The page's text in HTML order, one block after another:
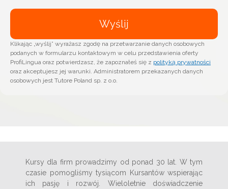
Klikając „wyślij” wyrażasz zgodę na przetwarzanie danych osobowych
podanych w formularzu kontaktowym w celu przedstawienia oferty
ProfiLingua oraz potwierdzasz, że zapoznałeś się z polityką prywatności
oraz akceptujesz jej warunki. Administratorem przekazanych danych
osobowych jest Tutore Poland sp. z o.o.
Kursy dla firm prowadzimy od ponad 30 lat. W tym
czasie pomogliśmy tysiącom Kursantów wspierając
ich pasję i rozwój. Wieloletnie doświadczenie